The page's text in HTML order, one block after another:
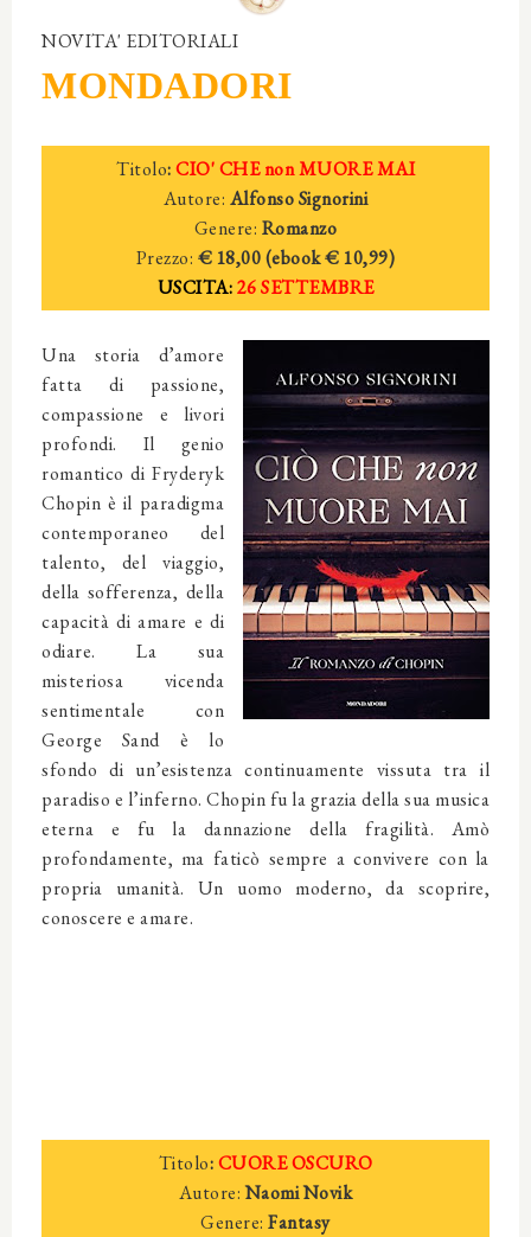
NOVITA' EDITORIALI
MONDADORI
Titolo:CIO' CHE non MUORE MAI
Autore: Alfonso Signorini
Genere: Romanzo
Prezzo: € 18,00 (ebook € 10,99)
USCITA:26 SETTEMBRE
Una storia d’amore
fatta di passione,
compassione e livori
profondi. Il genio
romantico di Fryderyk
Chopin è il paradigma
contemporaneo del
talento, del viaggio,
della sofferenza, della
capacità di amare e di
odiare. La sua
misteriosa vicenda
sentimentale con
George Sand è lo
sfondo di un’esistenza continuamente vissuta tra il
paradiso e l’inferno. Chopin fu la grazia della sua musica
eterna e fu la dannazione della fragilità. Amò
profondamente, ma faticò sempre a convivere con la
propria umanità. Un uomo moderno, da scoprire,
conoscere e amare.
Titolo:CUORE OSCURO
Autore:Naomi Novik
Genere: Fantasy